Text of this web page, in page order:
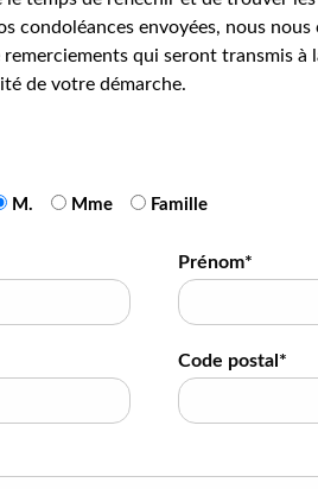
condoléances envoyées, nous
qui seront transmis à
de votre démarche.
M. Mme Famille
Prénom*
Code postal*